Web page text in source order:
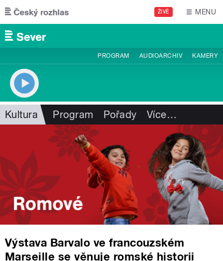
Přejít k hlavnímu obsahu
ŽIVĚ MENU
PROGRAM AUDIOARCHIV KAMERY
Kultura Program Pořady Více…
Výstava Barvalo ve francouzském
Marseille se věnuje romské historii